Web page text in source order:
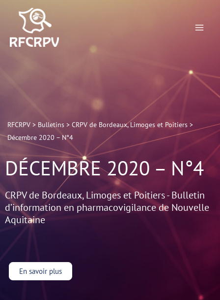
contenu
RFCRPV> Bulletins> CRPV de Bordeaux, Limoges et Poitiers>
Décembre 2020 – N°4
DÉCEMBRE 2020 – N°4
CRPV de Bordeaux, Limoges et Poitiers - Bulletin
d’information en pharmacovigilance de Nouvelle
Aquitaine
En savoir plus